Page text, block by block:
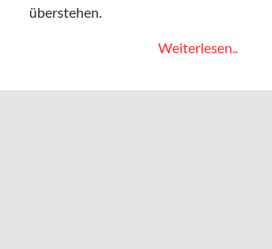
überstehen.
Weiterlesen..
Daði